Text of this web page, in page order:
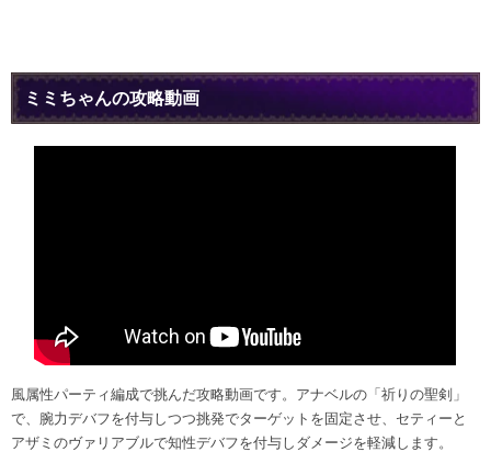
ミミちゃんの攻略動画
風属性パーティ編成で挑んだ攻略動画です。アナベルの「祈りの聖剣」
で、腕力デバフを付与しつつ挑発でターゲットを固定させ、セティーと
アザミのヴァリアブルで知性デバフを付与しダメージを軽減します。